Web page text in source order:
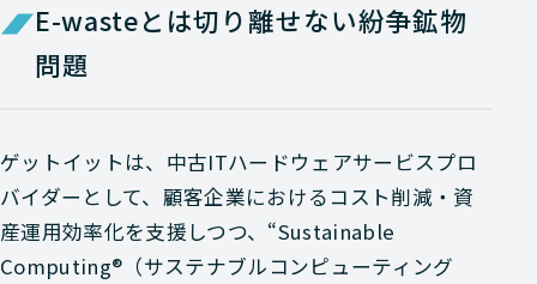
E-wasteとは切り離せない紛争鉱物
問題
ゲットイットは、中古ITハードウェアサービスプロ
バイダーとして、顧客企業におけるコスト削減・資
産運用効率化を支援しつつ、“Sustainable
Computing®（サステナブルコンピューティング